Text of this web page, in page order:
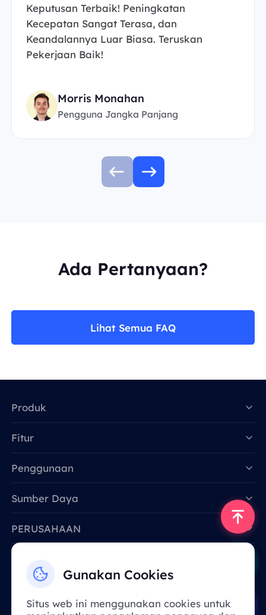
Keputusan Terbaik! Peningkatan
Kecepatan Sangat Terasa, dan
Keandalannya Luar Biasa. Teruskan
Pekerjaan Baik!
Morris Monahan
Pengguna Jangka Panjang
Ada Pertanyaan?
Lihat Semua FAQ
Gunakan Cookies
Situs web ini menggunakan cookies untuk
Produk
Fitur
Penggunaan
Sumber Daya
PERUSAHAAN
Email: support@smartproxy.org